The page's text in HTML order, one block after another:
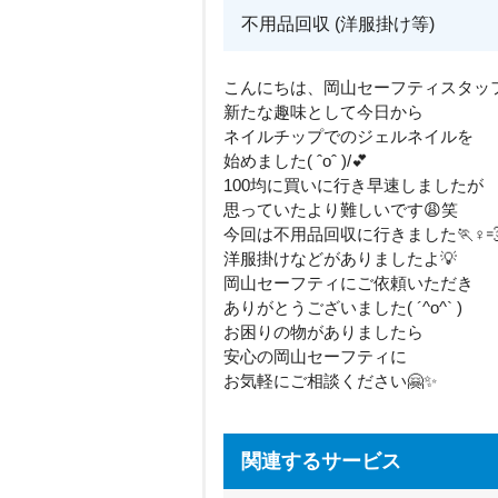
不用品回収 (洋服掛け等)
こんにちは、岡山セーフティスタッ
新たな趣味として今日から
ネイルチップでのジェルネイルを
始めました( ˆoˆ )/💕
100均に買いに行き早速しましたが
思っていたより難しいです😩笑
今回は不用品回収に行きました
洋服掛けなどがありましたよ💡
岡山セーフティにご依頼いただき
ありがとうございました( ´^o^` )
お困りの物がありましたら
安心の岡山セーフティに
お気軽にご相談ください🤗✨
関連するサービス